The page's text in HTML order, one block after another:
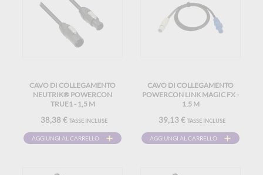
CAVO DI COLLEGAMENTO
NEUTRIK® POWERCON
TRUE1 - 1,5 M
38,38 € TASSE INCLUSE
AGGIUNGI AL CARRELLO
CAVO DI COLLEGAMENTO
POWERCON LINK MAGIC FX -
1,5 M
39,13 € TASSE INCLUSE
AGGIUNGI AL CARRELLO